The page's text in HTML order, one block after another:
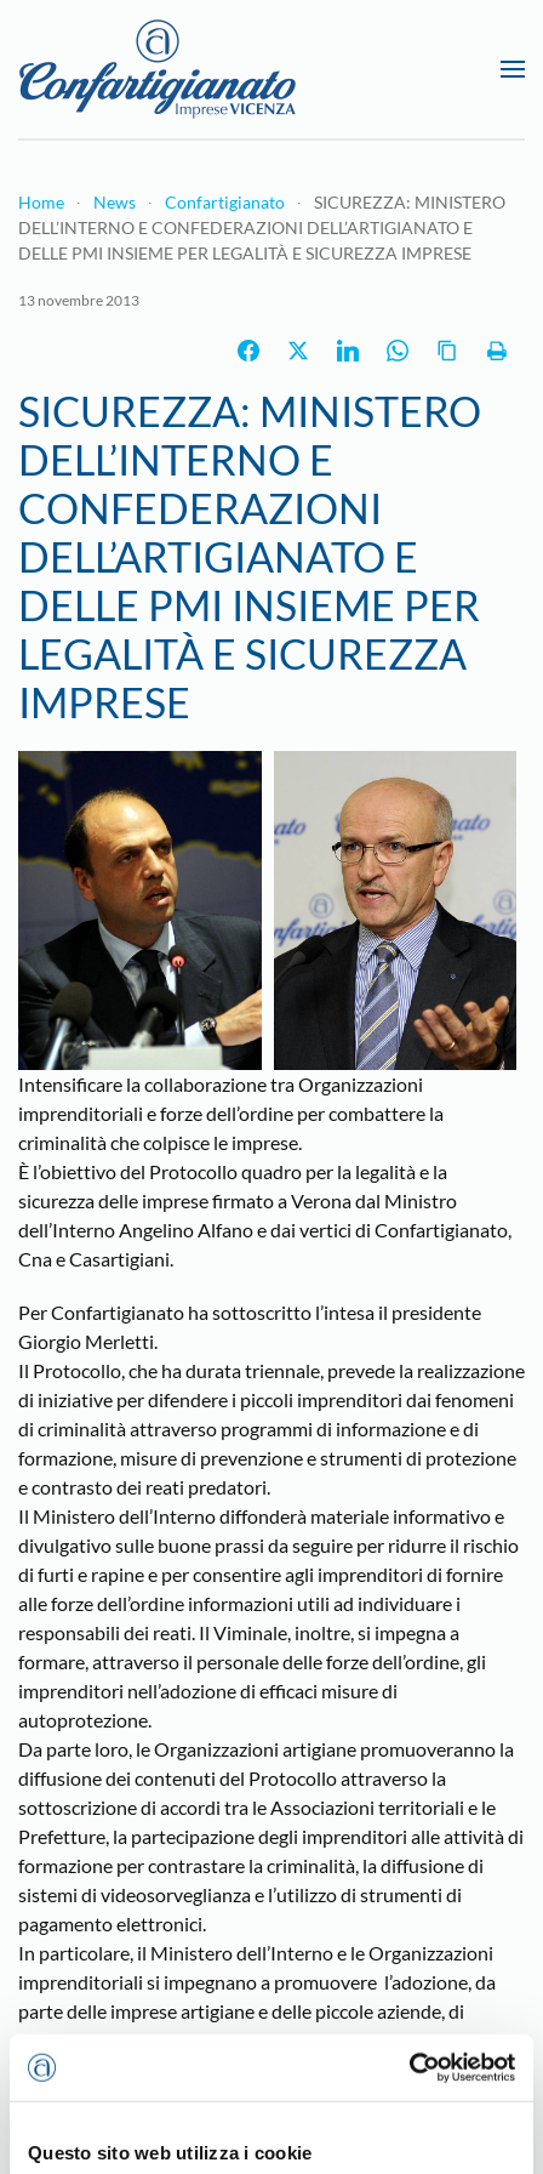
Questo sito web utilizza i cookie
Passa al contenuto principale
Home News Confartigianato
SICUREZZA: MINISTERO
DELL’INTERNO E CONFEDERAZIONI DELL’ARTIGIANATO E
DELLE PMI INSIEME PER LEGALITÀ E SICUREZZA IMPRESE
13 novembre 2013
SICUREZZA: MINISTERO
DELL’INTERNO E
CONFEDERAZIONI
DELL’ARTIGIANATO E
DELLE PMI INSIEME PER
LEGALITÀ E SICUREZZA
IMPRESE
Intensificare la collaborazione tra Organizzazioni
imprenditoriali e forze dell’ordine per combattere la
criminalità che colpisce le imprese.
È l’obiettivo del Protocollo quadro per la legalità e la
sicurezza delle imprese firmato a Verona dal Ministro
dell’Interno Angelino Alfano e dai vertici di Confartigianato,
Cna e Casartigiani.
Per Confartigianato ha sottoscritto l’intesa il presidente
Giorgio Merletti.
Il Protocollo, che ha durata triennale, prevede la realizzazione
di iniziative per difendere i piccoli imprenditori dai fenomeni
di criminalità attraverso programmi di informazione e di
formazione, misure di prevenzione e strumenti di protezione
e contrasto dei reati predatori.
Il Ministero dell’Interno diffonderà materiale informativo e
divulgativo sulle buone prassi da seguire per ridurre il rischio
di furti e rapine e per consentire agli imprenditori di fornire
alle forze dell’ordine informazioni utili ad individuare i
responsabili dei reati. Il Viminale, inoltre, si impegna a
formare, attraverso il personale delle forze dell’ordine, gli
imprenditori nell’adozione di efficaci misure di
autoprotezione.
Da parte loro, le Organizzazioni artigiane promuoveranno la
diffusione dei contenuti del Protocollo attraverso la
sottoscrizione di accordi tra le Associazioni territoriali e le
Prefetture, la partecipazione degli imprenditori alle attività di
formazione per contrastare la criminalità, la diffusione di
sistemi di videosorveglianza e l’utilizzo di strumenti di
pagamento elettronici.
In particolare, il Ministero dell’Interno e le Organizzazioni
imprenditoriali si impegnano a promuovere l’adozione, da
parte delle imprese artigiane e delle piccole aziende, di
avanzati, anche attraverso la predisposizione di un
disciplinare tecnico in tema di video allarme antirapina.
sottoscrivendo con le articolazioni territoriali delle